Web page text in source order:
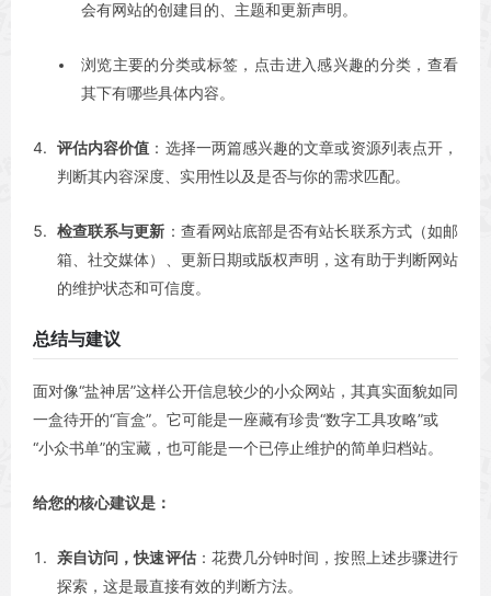
会有网站的创建目的、主题和更新声明。
浏览主要的分类或标签，点击进入感兴趣的分类，查看
其下有哪些具体内容。
评估内容价值 ：选择一两篇感兴趣的文章或资源列表点开，
判断其内容深度、实用性以及是否与你的需求匹配。
检查联系与更新 ：查看网站底部是否有站长联系方式（如邮
箱、社交媒体）、更新日期或版权声明，这有助于判断网站
的维护状态和可信度。
总结与建议
面对像“盐神居”这样公开信息较少的小众网站，其真实面貌如同
一盒待开的“盲盒”。它可能是一座藏有珍贵“数字工具攻略”或
“小众书单”的宝藏，也可能是一个已停止维护的简单归档站。
给您的核心建议是：
亲自访问，快速评估：花费几分钟时间，按照上述步骤进行
探索，这是最直接有效的判断方法。